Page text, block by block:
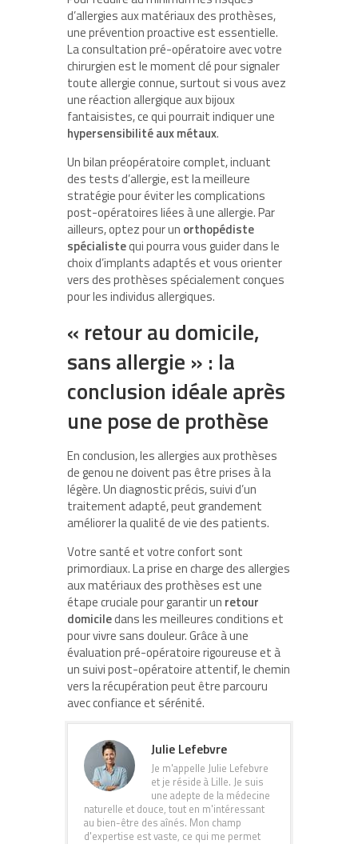
d’allergies aux matériaux des prothèses,
une prévention proactive est essentielle.
La consultation pré-opératoire avec votre
chirurgien est le moment clé pour signaler
toute allergie connue, surtout si vous avez
une réaction allergique aux bijoux
fantaisistes, ce qui pourrait indiquer une
hypersensibilité aux métaux.
Un bilan préopératoire complet, incluant
des tests d’allergie, est la meilleure
stratégie pour éviter les complications
post-opératoires liées à une allergie. Par
ailleurs, optez pour un orthopédiste
spécialistequi pourra vous guider dans le
choix d’implants adaptés et vous orienter
vers des prothèses spécialement conçues
pour les individus allergiques.
« retour au domicile,
sans allergie » : la
conclusion idéale après
une pose de prothèse
En conclusion, les allergies aux prothèses
de genou ne doivent pas être prises à la
légère. Un diagnostic précis, suivi d’un
traitement adapté, peut grandement
améliorer la qualité de vie des patients.
Votre santé et votre confort sont
primordiaux. La prise en charge des allergies
aux matériaux des prothèses est une
étape cruciale pour garantir un retour
domiciledans les meilleures conditions et
pour vivre sans douleur. Grâce à une
évaluation pré-opératoire rigoureuse et à
un suivi post-opératoire attentif, le chemin
vers la récupération peut être parcouru
avec confiance et sérénité.
Julie Lefebvre
Je m'appelle Julie Lefebvre
et je réside à Lille. Je suis
une adepte de la médecine
naturelle et douce, tout en m'intéressant
au bien-être des aînés. Mon champ
d'expertise est vaste, ce qui me permet